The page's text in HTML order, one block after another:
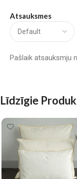
Atsauksmes
Pašlaik atsauksmju
Līdzīgie